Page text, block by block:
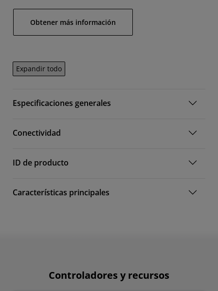
Obtener más información
Expandir todo
Especificaciones generales
Conectividad
ID de producto
Características principales
Controladores y recursos